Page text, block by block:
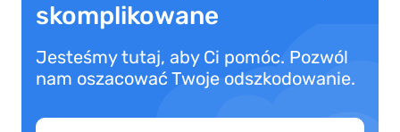
skomplikowane
Jesteśmy tutaj, aby Ci pomóc. Pozwól
nam oszacować Twoje odszkodowanie.